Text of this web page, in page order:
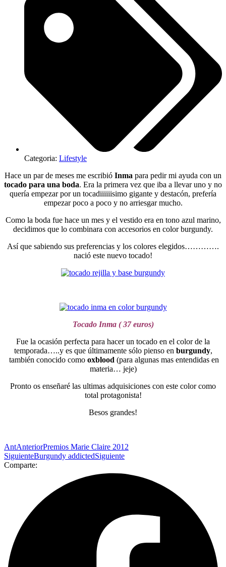
Categoria: Lifestyle
Hace un par de meses me escribió Inma para pedir mi ayuda con un
tocado para una boda. Era la primera vez que iba a llevar uno y no
quería empezar por un tocadiiiiiisimo gigante y destacón, prefería
empezar poco a poco y no arriesgar mucho.
Como la boda fue hace un mes y el vestido era en tono azul marino,
decidimos que lo combinara con accesorios en color burgundy.
Así que sabiendo sus preferencias y los colores elegidos………….
nació este nuevo tocado!
Tocado Inma ( 37 euros)
Fue la ocasión perfecta para hacer un tocado en el color de la
temporada…..y es que últimamente sólo pienso en burgundy,
también conocido como oxblood (para algunas mas entendidas en
materia… jeje)
Pronto os enseñaré las ultimas adquisiciones con este color como
total protagonista!
Besos grandes!
AntAnteriorPremios Marie Claire 2012
SiguienteBurgundy addictedSiguiente
Comparte: